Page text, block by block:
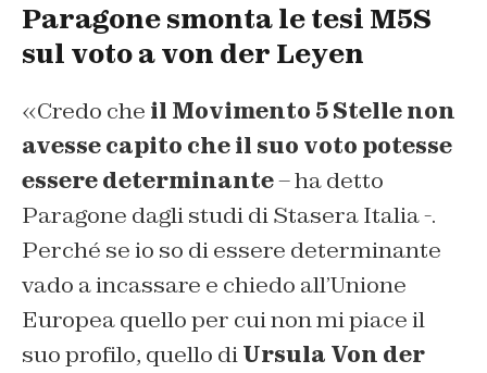
Paragone smonta le tesi M5S
sul voto a von der Leyen
«Credo che il Movimento 5 Stelle non
avesse capito che il suo voto potesse
essere determinante– ha detto
Paragone dagli studi diStasera Italia-.
Perché se io so di essere determinante
vado a incassare e chiedo all’Unione
Europea quello per cui non mi piace il
suo profilo, quello diUrsula Von der